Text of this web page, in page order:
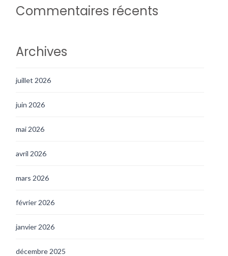
Commentaires récents
Archives
juillet 2026
juin 2026
mai 2026
avril 2026
mars 2026
février 2026
janvier 2026
décembre 2025